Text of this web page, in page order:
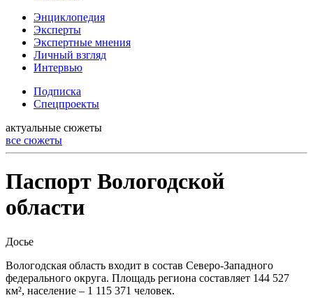
Энциклопедия
Эксперты
Экспертные мнения
Личный взгляд
Интервью
Подписка
Спецпроекты
актуальные сюжеты
все сюжеты
Паспорт Вологодской
области
Досье
Вологодская область входит в состав Северо-Западного
федерального округа. Площадь региона составляет 144 527
км², население – 1 115 371 человек.